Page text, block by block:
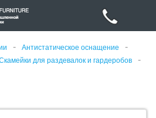
- Антистатическое оснащение -
для раздевалок и гардеробов -